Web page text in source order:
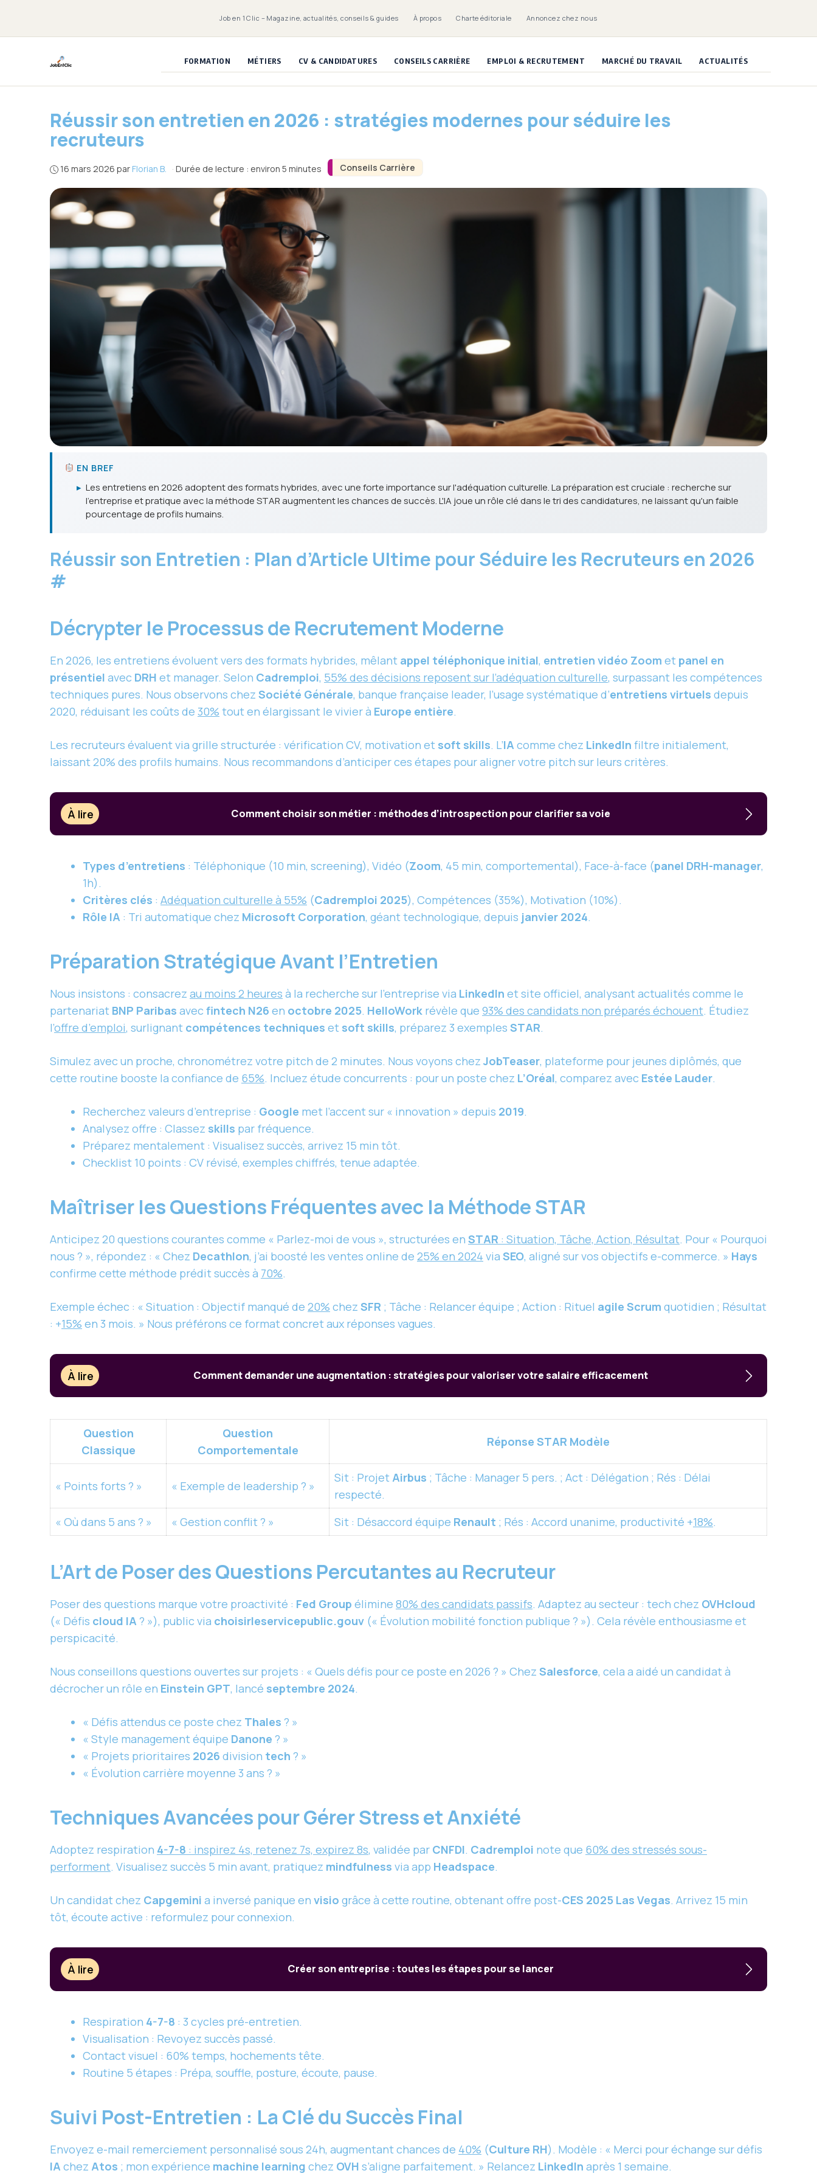
contenu
Job en 1 Clic – Magazine, actualités, conseils & guides À propos Charte éditoriale Annoncez chez nous
FORMATION MÉTIERS CV & CANDIDATURES CONSEILS CARRIÈRE EMPLOI & RECRUTEMENT MARCHÉ DU TRAVAIL ACTUALITÉS
Conseils Carrière
Réussir son entretien en 2026 : stratégies modernes pour séduire les
recruteurs
16 mars 2026 par Florian B. · Durée de lecture : environ 5 minutes
EN BREF
▸ Les entretiens en 2026 adoptent des formats hybrides, avec une forte importance sur l'adéquation culturelle. La préparation est cruciale : recherche sur
l'entreprise et pratique avec la méthode STAR augmentent les chances de succès. L'IA joue un rôle clé dans le tri des candidatures, ne laissant qu'un faible
pourcentage de profils humains.
Réussir son Entretien : Plan d’Article Ultime pour Séduire les Recruteurs en 2026
#
Décrypter le Processus de Recrutement Moderne
En 2026, les entretiens évoluent vers des formats hybrides, mêlant appel téléphonique initial, entretien vidéo Zoom et panel en
présentiel avec DRH et manager. Selon Cadremploi, 55% des décisions reposent sur l’adéquation culturelle, surpassant les compétences
techniques pures. Nous observons chez Société Générale, banque française leader, l’usage systématique d’entretiens virtuels depuis
2020, réduisant les coûts de 30% tout en élargissant le vivier à Europe entière.
Les recruteurs évaluent via grille structurée : vérification CV, motivation et soft skills. L’IA comme chez LinkedIn filtre initialement,
laissant 20% des profils humains. Nous recommandons d’anticiper ces étapes pour aligner votre pitch sur leurs critères.
À lire Comment choisir son métier : méthodes d’introspection pour clarifier sa voie
Types d’entretiens : Téléphonique (10 min, screening), Vidéo (Zoom, 45 min, comportemental), Face-à-face (panel DRH-manager,
1h).
Critères clés : Adéquation culturelle à 55% (Cadremploi 2025), Compétences (35%), Motivation (10%).
Rôle IA : Tri automatique chez Microsoft Corporation, géant technologique, depuis janvier 2024.
Préparation Stratégique Avant l’Entretien
Nous insistons : consacrez au moins 2 heures à la recherche sur l’entreprise via LinkedIn et site officiel, analysant actualités comme le
partenariat BNP Paribas avec fintech N26 en octobre 2025. HelloWork révèle que 93% des candidats non préparés échouent. Étudiez
l’offre d’emploi, surlignant compétences techniques et soft skills, préparez 3 exemples STAR.
Simulez avec un proche, chronométrez votre pitch de 2 minutes. Nous voyons chez JobTeaser, plateforme pour jeunes diplômés, que
cette routine booste la confiance de 65%. Incluez étude concurrents : pour un poste chez L’Oréal, comparez avec Estée Lauder.
Recherchez valeurs d’entreprise : Google met l’accent sur « innovation » depuis 2019.
Analysez offre : Classez skills par fréquence.
Préparez mentalement : Visualisez succès, arrivez 15 min tôt.
Checklist 10 points : CV révisé, exemples chiffrés, tenue adaptée.
Maîtriser les Questions Fréquentes avec la Méthode STAR
Anticipez 20 questions courantes comme « Parlez-moi de vous », structurées en STAR : Situation, Tâche, Action, Résultat. Pour « Pourquoi
nous ? », répondez : « Chez Decathlon, j’ai boosté les ventes online de 25% en 2024 via SEO, aligné sur vos objectifs e-commerce. » Hays
confirme cette méthode prédit succès à 70%.
Exemple échec : « Situation : Objectif manqué de 20% chez SFR ; Tâche : Relancer équipe ; Action : Rituel agile Scrum quotidien ; Résultat
: +15% en 3 mois. » Nous préférons ce format concret aux réponses vagues.
À lire Comment demander une augmentation : stratégies pour valoriser votre salaire efficacement
Question
Classique
Question
Comportementale
Réponse STAR Modèle
« Points forts ? » « Exemple de leadership ? »
Sit : Projet Airbus ; Tâche : Manager 5 pers. ; Act : Délégation ; Rés : Délai
respecté.
« Où dans 5 ans ? »
« Gestion conflit ? » Sit : Désaccord équipe Renault ; Rés : Accord unanime, productivité +18%.
L’Art de Poser des Questions Percutantes au Recruteur
Poser des questions marque votre proactivité : Fed Group élimine 80% des candidats passifs. Adaptez au secteur : tech chez OVHcloud
(« Défis cloud IA ? »), public via choisirleservicepublic.gouv (« Évolution mobilité fonction publique ? »). Cela révèle enthousiasme et
perspicacité.
Nous conseillons questions ouvertes sur projets : « Quels défis pour ce poste en 2026 ? » Chez Salesforce, cela a aidé un candidat à
décrocher un rôle en Einstein GPT, lancé septembre 2024.
« Défis attendus ce poste chez Thales ? »
« Style management équipe Danone ? »
« Projets prioritaires 2026 division tech ? »
« Évolution carrière moyenne 3 ans ? »
Techniques Avancées pour Gérer Stress et Anxiété
Adoptez respiration 4-7-8 : inspirez 4s, retenez 7s, expirez 8s, validée par CNFDI. Cadremploi note que 60% des stressés sous-
performent. Visualisez succès 5 min avant, pratiquez mindfulness via app Headspace.
Un candidat chez Capgemini a inversé panique en visio grâce à cette routine, obtenant offre post-CES 2025 Las Vegas. Arrivez 15 min
tôt, écoute active : reformulez pour connexion.
À lire Créer son entreprise : toutes les étapes pour se lancer
Respiration 4-7-8 : 3 cycles pré-entretien.
Visualisation : Revoyez succès passé.
Contact visuel : 60% temps, hochements tête.
Routine 5 étapes : Prépa, souffle, posture, écoute, pause.
Suivi Post-Entretien : La Clé du Succès Final
Envoyez e-mail remerciement personnalisé sous 24h, augmentant chances de 40% (Culture RH). Modèle : « Merci pour échange sur défis
IA chez Atos ; mon expérience machine learning chez OVH s’aligne parfaitement. » Relancez LinkedIn après 1 semaine.